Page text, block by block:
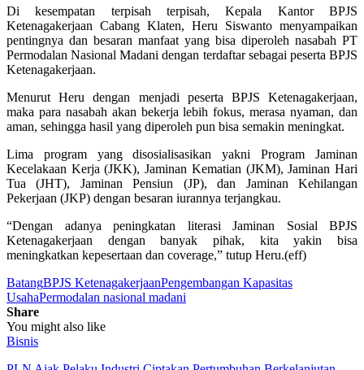
Di kesempatan terpisah terpisah, Kepala Kantor BPJS
Ketenagakerjaan Cabang Klaten, Heru Siswanto menyampaikan
pentingnya dan besaran manfaat yang bisa diperoleh nasabah PT
Permodalan Nasional Madani dengan terdaftar sebagai peserta BPJS
Ketenagakerjaan.
Menurut Heru dengan menjadi peserta BPJS Ketenagakerjaan,
maka para nasabah akan bekerja lebih fokus, merasa nyaman, dan
aman, sehingga hasil yang diperoleh pun bisa semakin meningkat.
Lima program yang disosialisasikan yakni Program Jaminan
Kecelakaan Kerja (JKK), Jaminan Kematian (JKM), Jaminan Hari
Tua (JHT), Jaminan Pensiun (JP), dan Jaminan Kehilangan
Pekerjaan (JKP) dengan besaran iurannya terjangkau.
“Dengan adanya peningkatan literasi Jaminan Sosial BPJS
Ketenagakerjaan dengan banyak pihak, kita yakin bisa
meningkatkan kepesertaan dan coverage,” tutup Heru.(eff)
BatangBPJS KetenagakerjaanPengembangan Kapasitas
UsahaPermodalan nasional madani
Share
You might also like
Bisnis